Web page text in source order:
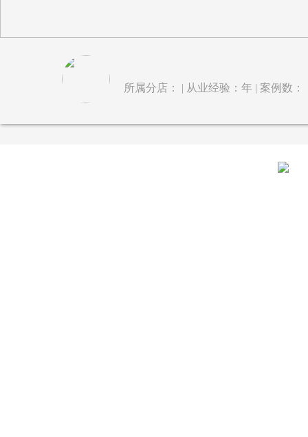
所属分店： | 从业经验：年 | 案例数：